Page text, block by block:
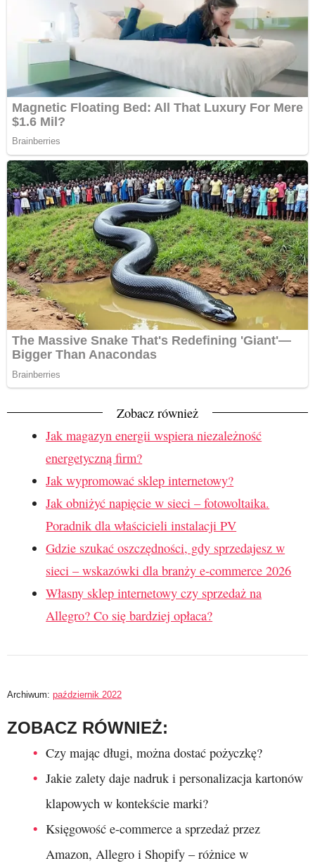
Zobacz również
Jak magazyn energii wspiera niezależność
energetyczną firm?
Jak wypromować sklep internetowy?
Jak obniżyć napięcie w sieci – fotowoltaika.
Poradnik dla właścicieli instalacji PV
Gdzie szukać oszczędności, gdy sprzedajesz w
sieci – wskazówki dla branży e-commerce 2026
Własny sklep internetowy czy sprzedaż na
Allegro? Co się bardziej opłaca?
Archiwum: październik 2022
ZOBACZ RÓWNIEŻ:
Czy mając długi, można dostać pożyczkę?
Jakie zalety daje nadruk i personalizacja kartonów
klapowych w kontekście marki?
Księgowość e-commerce a sprzedaż przez
Amazon, Allegro i Shopify – różnice w